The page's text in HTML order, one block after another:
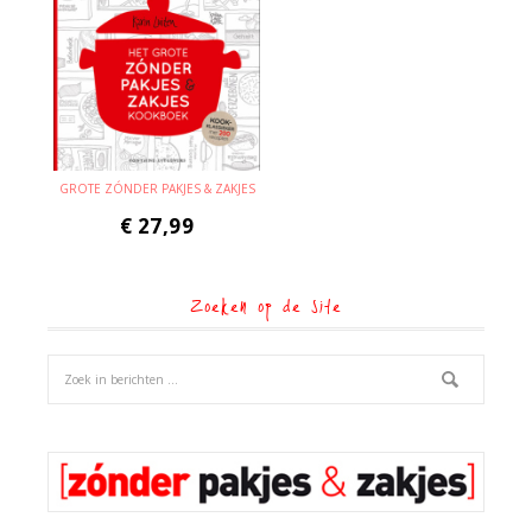
GROTE ZÓNDER PAKJES & ZAKJES
€ 27,99
Zoeken op de site